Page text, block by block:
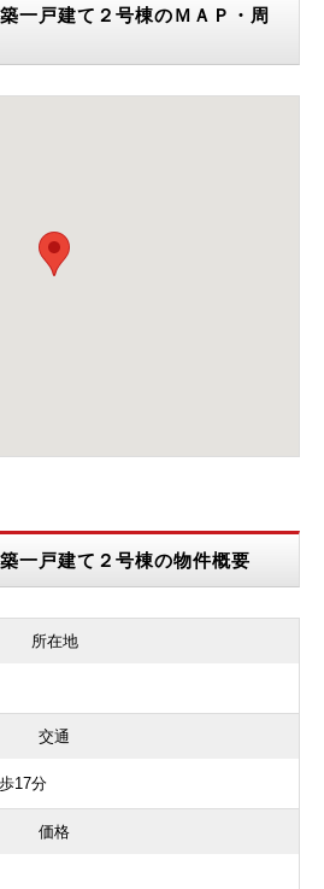
一戸建て２号棟のＭＡＰ・周
一戸建て２号棟の物件概要
所在地
交通
17分
価格